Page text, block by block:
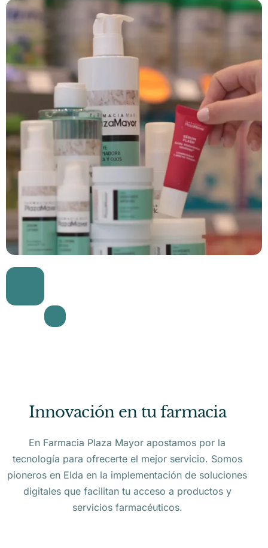
Innovación en tu farmacia
En Farmacia Plaza Mayor apostamos por la
tecnología para ofrecerte el mejor servicio. Somos
pioneros en Elda en la implementación de soluciones
digitales que facilitan tu acceso a productos y
servicios farmacéuticos.